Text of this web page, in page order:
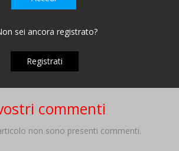
sei ancora registrato?
Registrati
commenti
non sono presenti commenti.